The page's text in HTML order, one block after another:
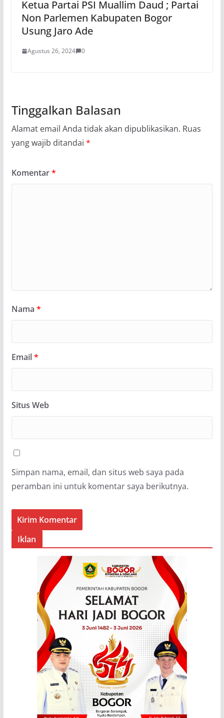
Ketua Partai PSI Muallim Daud ; Partai
Non Parlemen Kabupaten Bogor
Usung Jaro Ade
Agustus 26, 2024 0
Tinggalkan Balasan
Alamat email Anda tidak akan dipublikasikan. Ruas
yang wajib ditandai *
Komentar*
Nama *
Email*
Situs Web
Simpan nama, email, dan situs web saya pada
peramban ini untuk komentar saya berikutnya.
Iklan